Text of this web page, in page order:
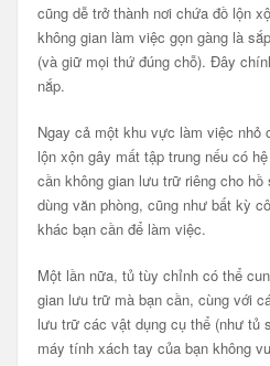
cũng dễ trở thành nơi chứa đồ lộn
không gian làm việc gọn gàng là
(và giữ mọi thứ đúng chỗ). Đây
nắp.
Ngay cả một khu vực làm việc nhỏ
lộn xộn gây mất tập trung nếu có
cần không gian lưu trữ riêng cho
dùng văn phòng, cũng như bất kỳ
khác bạn cần để làm việc.
Một lần nữa, tủ tùy chỉnh có thể
gian lưu trữ mà bạn cần, cùng với
lưu trữ các vật dụng cụ thể (như tủ
máy tính xách tay của bạn không